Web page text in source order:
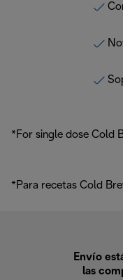
*For single dose Cold
*Para recetas Cold
Envío
las